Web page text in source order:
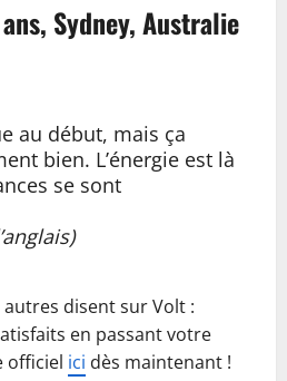
Sydney, Australie
au début, mais ça
bien. L’énergie est là
se sont
disent sur Volt :
en passant votre
officiel ici dès maintenant !